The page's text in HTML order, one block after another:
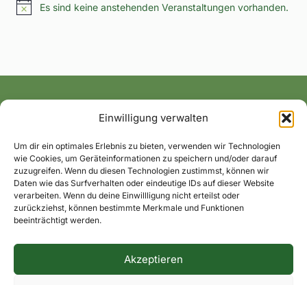
Einwilligung verwalten
Um dir ein optimales Erlebnis zu bieten, verwenden wir Technologien
wie Cookies, um Geräteinformationen zu speichern und/oder darauf
zuzugreifen. Wenn du diesen Technologien zustimmst, können wir
Daten wie das Surfverhalten oder eindeutige IDs auf dieser Website
verarbeiten. Wenn du deine Einwillligung nicht erteilst oder
zurückziehst, können bestimmte Merkmale und Funktionen
beeinträchtigt werden.
Akzeptieren
HinweisEs sind keine anstehenden Veranstaltungen vorhanden.
Alle News und Termine ins Postfach!
Impressum Datenschutzerklärung Dorfkontakte